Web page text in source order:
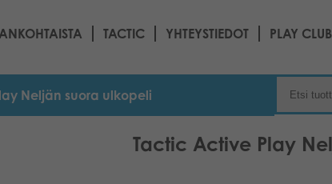
TACTIC YHTEYSTIEDOT PLAY CLUB
Neljän suora ulkopeli
Tactic Active Play